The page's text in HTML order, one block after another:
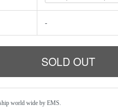
-
world wide by EMS.